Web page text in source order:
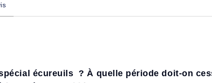
écureuils ?À quelle période doit-on